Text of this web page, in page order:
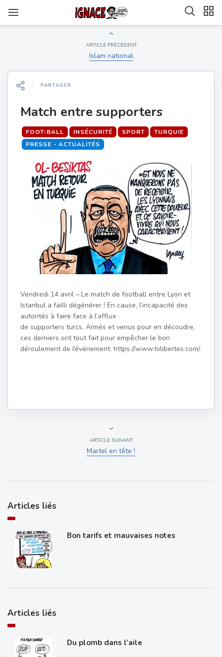
ARTICLE PRÉCÉDENT
Islam national
PARTAGER
Match entre supporters
FOOT-BALL INSÉCURITÉ SPORT
TURQUIE
PRESSE - ACTUALITÉS
Vendredi 14 avril – Le match de football entre Lyon et
Istanbul a failli dégénérer ! En cause, l’incapacité des
autorités à faire face à l’afflux
de supporters turcs. Armés et venus pour en découdre,
ces derniers ont tout fait pour empêcher le bon
déroulement de l’événement. https://www.tvlibertes.com/
ARTICLE SUIVANT
Martel en tête !
Articles liés
Bon tarifs et mauvaises notes
Articles liés
Du plomb dans l’aile